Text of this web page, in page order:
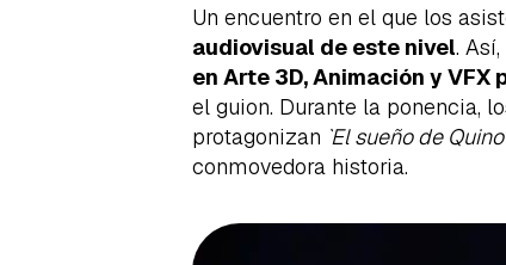
Un encuentro en el que los
audiovisual de este nivel.
en Arte 3D, Animación y
el guion. Durante la ponencia,
protagonizan `El sueño de Quino´
conmovedora historia.